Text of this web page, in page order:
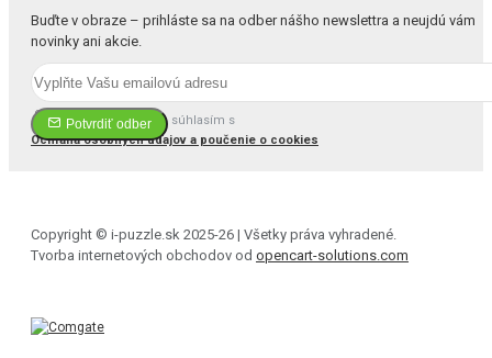
Buďte v obraze – prihláste sa na odber nášho newslettra a neujdú vám
novinky ani akcie.
Potvrdiť odber
Prečítal(a) som si a súhlasím s
Ochrana osobných údajov a poučenie o cookies
Copyright © i-puzzle.sk 2025-26 | Všetky práva vyhradené.
Tvorba internetových obchodov od opencart-solutions.com